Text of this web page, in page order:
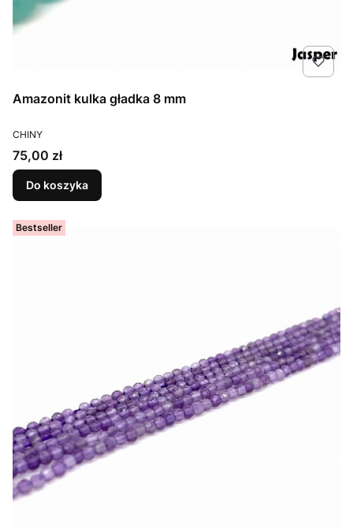
Amazonit kulka gładka 8 mm
PRODUCENT
CHINY
Cena
75,00 zł
Do koszyka
Bestseller